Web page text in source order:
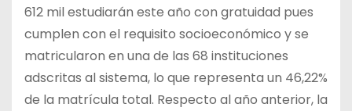
612 mil estudiarán este año con gratuidad pues
cumplen con el requisito socioeconómico y se
matricularon en una de las 68 instituciones
adscritas al sistema, lo que representa un 46,22%
de la matrícula total. Respecto al año anterior, la